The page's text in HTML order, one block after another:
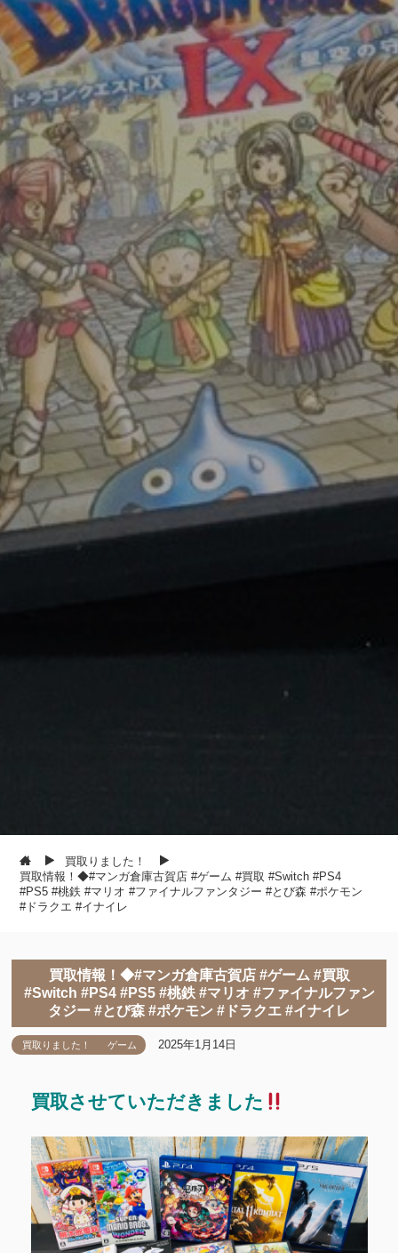
買取りました！
買取情報！◆#マンガ倉庫古賀店 #ゲーム #買取 #Switch #PS4
#PS5 #桃鉄 #マリオ #ファイナルファンタジー #とび森 #ポケモン
#ドラクエ #イナイレ
買取情報！◆#マンガ倉庫古賀店 #ゲーム #買取
#Switch #PS4 #PS5 #桃鉄 #マリオ #ファイナルファン
タジー #とび森 #ポケモン #ドラクエ #イナイレ
買取りました！ ゲーム 2025年1月14日
買取させていただきました